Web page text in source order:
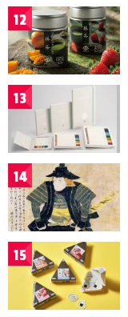
12
13
14
15